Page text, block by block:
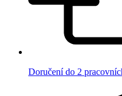
Doručení do 2